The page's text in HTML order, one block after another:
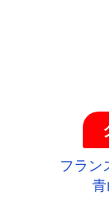
フラン